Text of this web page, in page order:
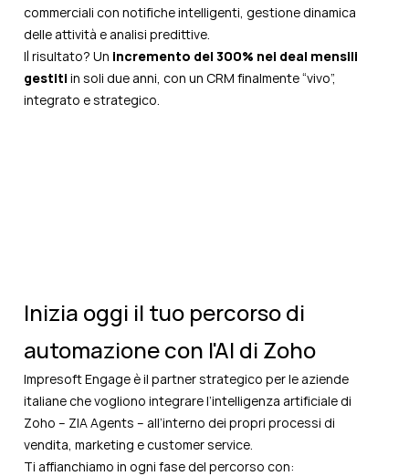
commerciali con notifiche intelligenti, gestione dinamica
delle attività e analisi predittive.
Il risultato? Un incremento del 300% nei deal mensili
gestiti in soli due anni, con un CRM finalmente “vivo”,
integrato e strategico.
Inizia oggi il tuo percorso di
automazione con l'AI di Zoho
Impresoft Engage è il partner strategico per le aziende
italiane che vogliono integrare l’intelligenza artificiale di
Zoho – ZIA Agents – all’interno dei propri processi di
vendita, marketing e customer service.
Ti affianchiamo in ogni fase del percorso con: